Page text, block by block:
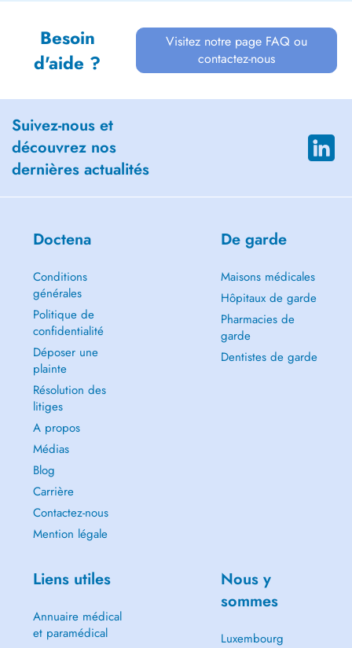
Besoin
d'aide ?
Visitez notre page FAQ ou
contactez-nous
Suivez-nous et
découvrez nos
dernières actualités
Doctena
Conditions
générales
Politique de
confidentialité
Déposer une
plainte
Résolution des
litiges
A propos
Médias
Blog
Carrière
Contactez-nous
Mention légale
De garde
Maisons médicales
Hôpitaux de garde
Pharmacies de
garde
Dentistes de garde
Liens utiles
Annuaire médical
et paramédical
Nous y
sommes
Luxembourg